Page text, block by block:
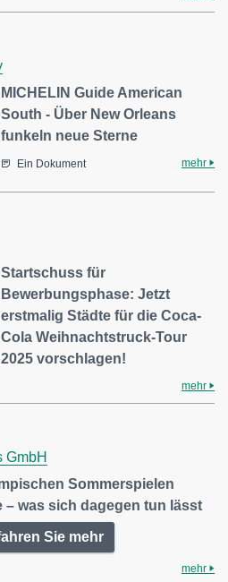
MICHELIN Guide American
South - Über New Orleans
funkeln neue Sterne
Ein Dokument mehr
Startschuss für
Bewerbungsphase: Jetzt
erstmalig Städte für die Coca-
Cola Weihnachtstruck-Tour
2025 vorschlagen!
mehr
GmbH
Sommerspielen
– was sich dagegen tun lässt
Sie mehr
mehr